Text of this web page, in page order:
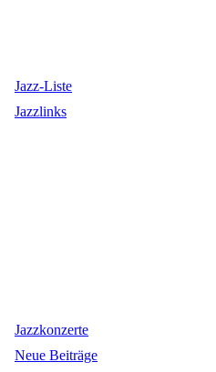
Jazz-Liste
Jazzlinks
Jazzkonzerte
Neue Beiträge